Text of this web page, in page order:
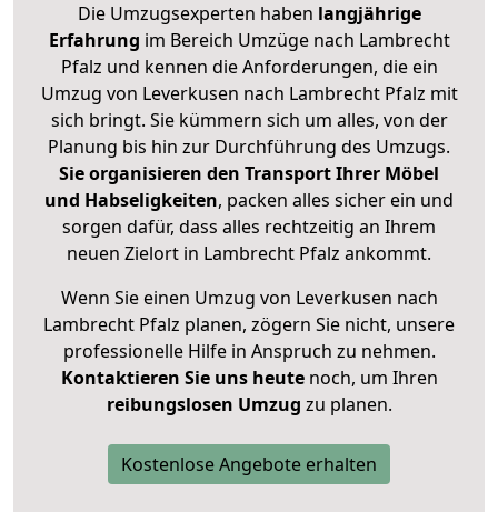
Die Umzugsexperten haben langjährige
Erfahrung im Bereich Umzüge nach Lambrecht
Pfalz und kennen die Anforderungen, die ein
Umzug von Leverkusen nach Lambrecht Pfalz mit
sich bringt. Sie kümmern sich um alles, von der
Planung bis hin zur Durchführung des Umzugs.
Sie organisieren den Transport Ihrer Möbel
und Habseligkeiten, packen alles sicher ein und
sorgen dafür, dass alles rechtzeitig an Ihrem
neuen Zielort in Lambrecht Pfalz ankommt.
Wenn Sie einen Umzug von Leverkusen nach
Lambrecht Pfalz planen, zögern Sie nicht, unsere
professionelle Hilfe in Anspruch zu nehmen.
Kontaktieren Sie uns heutenoch, um Ihren
reibungslosen Umzug zu planen.
Kostenlose Angebote erhalten